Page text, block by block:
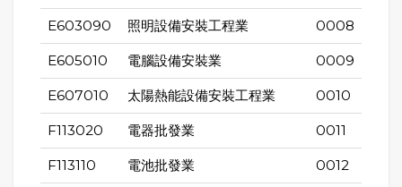
E603090 照明設備安裝工程業 0008
E605010 電腦設備安裝業 0009
E607010 太陽熱能設備安裝工程業 0010
F113020 電器批發業 0011
F113110 電池批發業 0012